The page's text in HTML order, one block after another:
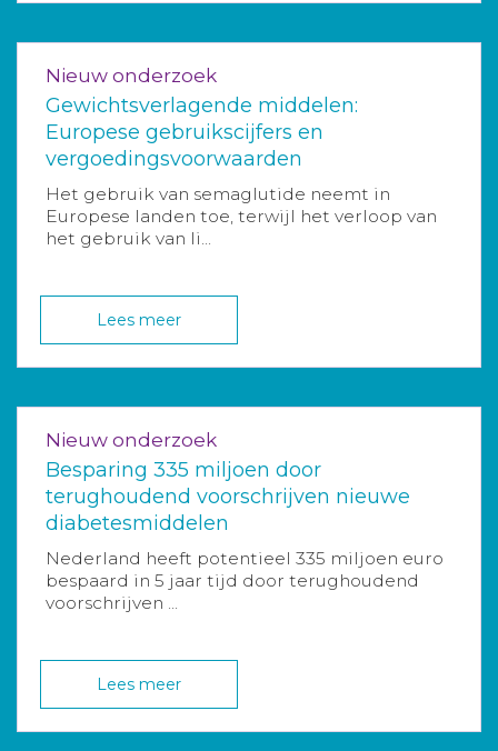
Nieuw onderzoek
Gewichtsverlagende middelen:
Europese gebruikscijfers en
vergoedingsvoorwaarden
Het gebruik van semaglutide neemt in
Europese landen toe, terwijl het verloop van
het gebruik van li...
Lees meer
Nieuw onderzoek
Besparing 335 miljoen door
terughoudend voorschrijven nieuwe
diabetesmiddelen
Nederland heeft potentieel 335 miljoen euro
bespaard in 5 jaar tijd door terughoudend
voorschrijven ...
Lees meer